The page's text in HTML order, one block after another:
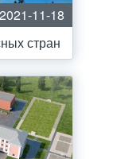
2021-11-18
стран